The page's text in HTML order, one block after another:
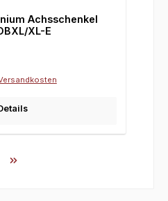
Achsschenkel
XL-E